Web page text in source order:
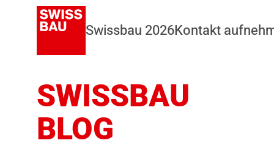
Swissbau 2026Kontakt
SWISSBAU
BLOG